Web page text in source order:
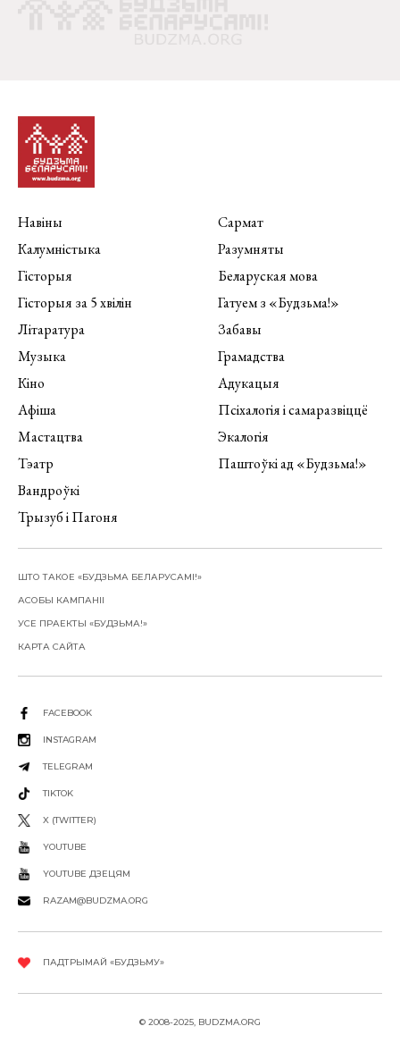
Навіны
Калумністыка
Гісторыя
Гісторыя за 5 хвілін
Літаратура
Музыка
Кіно
Афіша
Мастацтва
Тэатр
Вандроўкі
Трызуб і Пагоня
Сармат
Разумняты
Беларуская мова
Гатуем з «Будзьма!»
Забавы
Грамадства
Адукацыя
Псіхалогія і самаразвіццё
Экалогія
Паштоўкі ад «Будзьма!»
ШТО ТАКОЕ «БУДЗЬМА БЕЛАРУСАМІ!»
АСОБЫ КАМПАНІІ
УСЕ ПРАЕКТЫ «БУДЗЬМА!»
КАРТА САЙТА
FACEBOOK
INSTAGRAM
TELEGRAM
TIKTOK
X (TWITTER)
YOUTUBE
YOUTUBE ДЗЕЦЯМ
RAZAM@BUDZMA.ORG
ПАДТРЫМАЙ «БУДЗЬМУ»
© 2008-2025, BUDZMA.ORG